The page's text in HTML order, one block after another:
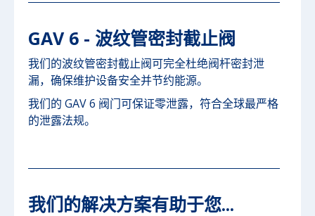
GAV 6 - 波纹管密封截止阀
我们的波纹管密封截止阀可完全杜绝阀杆密封泄
漏，确保维护设备安全并节约能源。
我们的 GAV 6 阀门可保证零泄露，符合全球最严格
的泄露法规。
我们的解决方案有助于您...